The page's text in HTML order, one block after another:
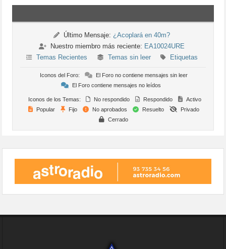
Último Mensaje: ¿Acoplará en 40m?
Nuestro miembro más reciente: EA10024URE
Temas Recientes
Temas sin leer Etiquetas
Iconos del Foro:
El Foro no contiene mensajes sin leer
El Foro contiene mensajes no leídos
Iconos de los Temas: No respondido Respondido
Activo
Popular
Fijo No aprobados Resuelto
Privado
Cerrado